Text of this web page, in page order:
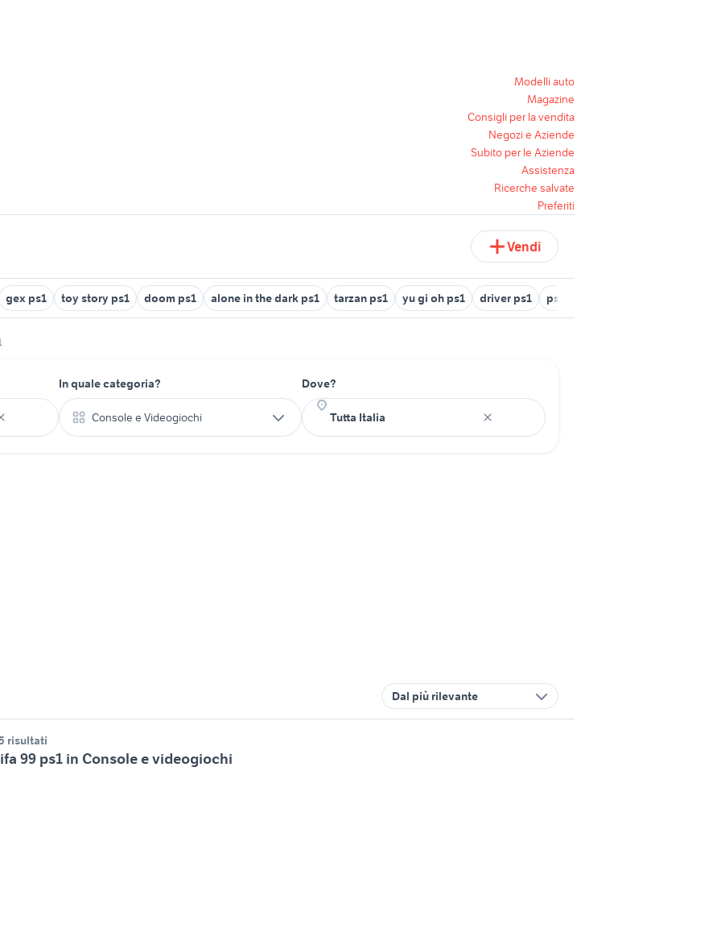
Modelli auto
Magazine
Consigli per la vendita
Negozi e Aziende
Subito per le Aziende
Assistenza
Ricerche salvate
Preferiti
Vendi
gex ps1 toy story ps1 doom ps1 alone in the dark ps1 tarzan ps1 yu gi oh ps1 driver ps1 ps1 1
In quale categoria?
Console e Videogiochi
Dove?
Dal più rilevante
risultati
99 ps1 in Console e videogiochi